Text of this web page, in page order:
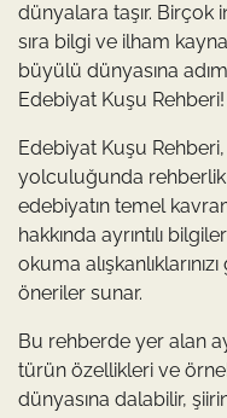
dünyalara taşır. Birçok
sıra bilgi ve ilham
büyülü dünyasına
Edebiyat Kuşu Rehberi!
Edebiyat Kuşu
yolculuğunda rehberlik
edebiyatın temel
hakkında ayrıntılı
okuma
öneriler sunar.
Bu rehberde yer alan
türün özellikleri ve
dünyasına dalabilir,